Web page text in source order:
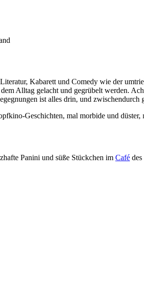
Kabarett und Comedy wie der
Alltag gelacht und gegrübelt werden.
ist alles drin, und zwischendurch
Geschichten, mal morbide und
Panini und süße Stückchen im Café